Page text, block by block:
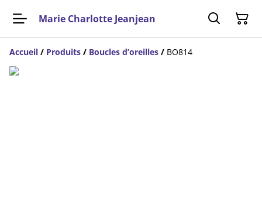
Marie Charlotte Jeanjean
Accueil / Produits / Boucles d’oreilles / BO814